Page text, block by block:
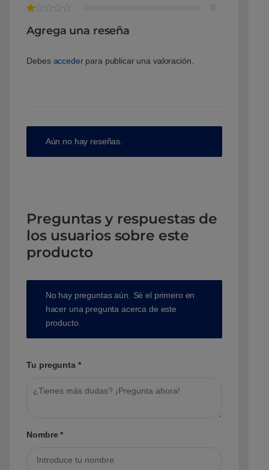
0
Agrega una reseña
Debes accederpara publicar una valoración.
Aún no hay reseñas.
Preguntas y respuestas de
los usuarios sobre este
producto
No hay preguntas aún. Sé el primero en
hacer una pregunta acerca de este
producto.
Tu pregunta *
Nombre*